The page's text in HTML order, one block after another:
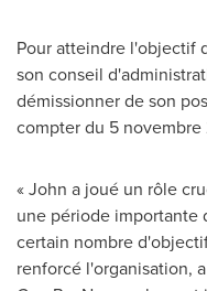
Pour atteindre l'objectif
son conseil
démissionner de son
compter du 5
« John a joué un rôle
une période importante
certain nombre
renforcé l'organisation,